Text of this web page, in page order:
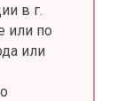
в г.
или по
или